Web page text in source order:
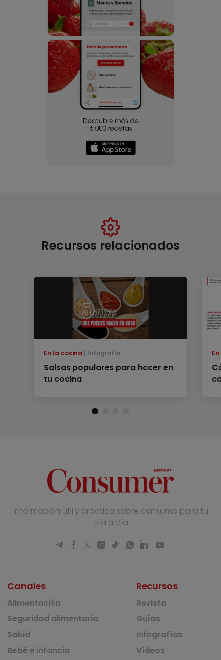
Recursos relacionados
En la cocina Infografía
Salsas populares para hacer en
tu cocina
Información útil y práctica sobre consumo para tu
día a día
Canales
Alimentación
Seguridad alimentaria
Salud
Bebé e infancia
Recursos
Revista
Guías
Infografías
Vídeos